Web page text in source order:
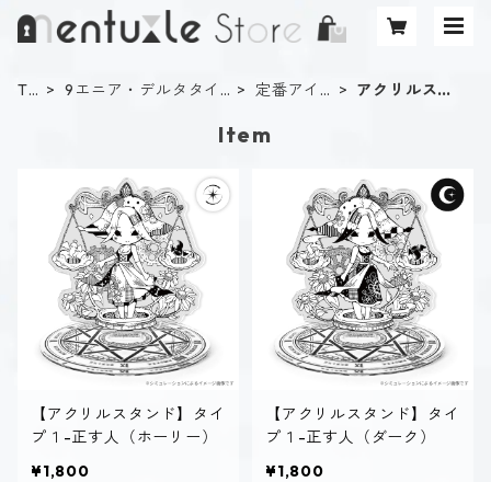
TO
9エニア・デルタタイ
定番アイ
アクリルスタ
Item
【アクリルスタンド】タイ
プ１-正す人（ホーリー）
¥1,800
【アクリルスタンド】タイ
プ１-正す人（ダーク）
¥1,800